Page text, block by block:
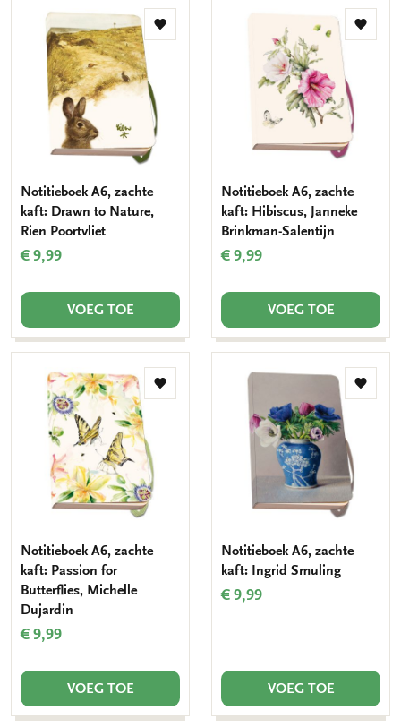
Toevoegen
Notitieboek A6, zachte
kaft: Drawn to Nature,
Rien Poortvliet
€ 9,99
VOEG TOE
Notitieboek A6, zachte
kaft: Hibiscus, Janneke
Brinkman-Salentijn
€ 9,99
VOEG TOE
Toevoegen
Notitieboek A6, zachte
kaft: Passion for
Butterflies, Michelle
Dujardin
€ 9,99
VOEG TOE
Notitieboek A6, zachte
kaft: Ingrid Smuling
€ 9,99
VOEG TOE